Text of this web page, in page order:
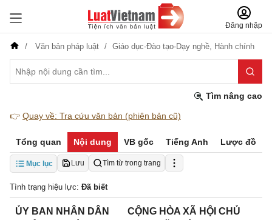
Đăng nhập
Văn bản pháp luật Giáo dục-Đào tạo-Dạy nghề, Hành chính
Tìm nâng cao
👉 Quay về: Tra cứu văn bản (phiên bản cũ)
Tổng quan Nội dung VB gốc Tiếng Anh Lược đồ
Mục lục Lưu Tìm từ trong trang
Tình trạng hiệu lực: Đã biết
ỦY BAN NHÂN DÂN
CỘNG HÒA XÃ HỘI CHỦ